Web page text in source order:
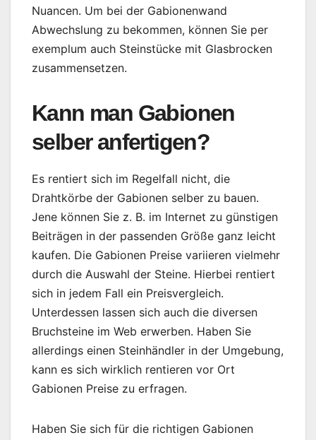
Nuancen. Um bei der Gabionenwand
Abwechslung zu bekommen, können Sie per
exemplum auch Steinstücke mit Glasbrocken
zusammensetzen.
Kann man Gabionen
selber anfertigen?
Es rentiert sich im Regelfall nicht, die
Drahtkörbe der Gabionen selber zu bauen.
Jene können Sie z. B. im Internet zu günstigen
Beiträgen in der passenden Größe ganz leicht
kaufen. Die Gabionen Preise variieren vielmehr
durch die Auswahl der Steine. Hierbei rentiert
sich in jedem Fall ein Preisvergleich.
Unterdessen lassen sich auch die diversen
Bruchsteine im Web erwerben. Haben Sie
allerdings einen Steinhändler in der Umgebung,
kann es sich wirklich rentieren vor Ort
Gabionen Preise zu erfragen.
Haben Sie sich für die richtigen Gabionen